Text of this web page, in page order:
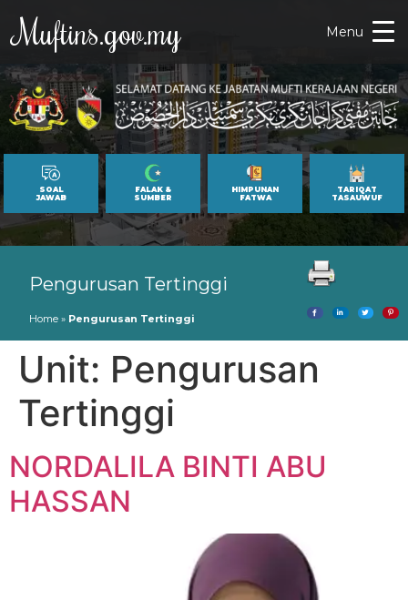
Muftins.gov.my Menu
SOAL
JAWAB
FALAK &
SUMBER
HIMPUNAN
FATWA
TARIQAT
TASAUWUF
Pengurusan Tertinggi
Home » Pengurusan Tertinggi
Unit: Pengurusan
Tertinggi
NORDALILA BINTI ABU
HASSAN